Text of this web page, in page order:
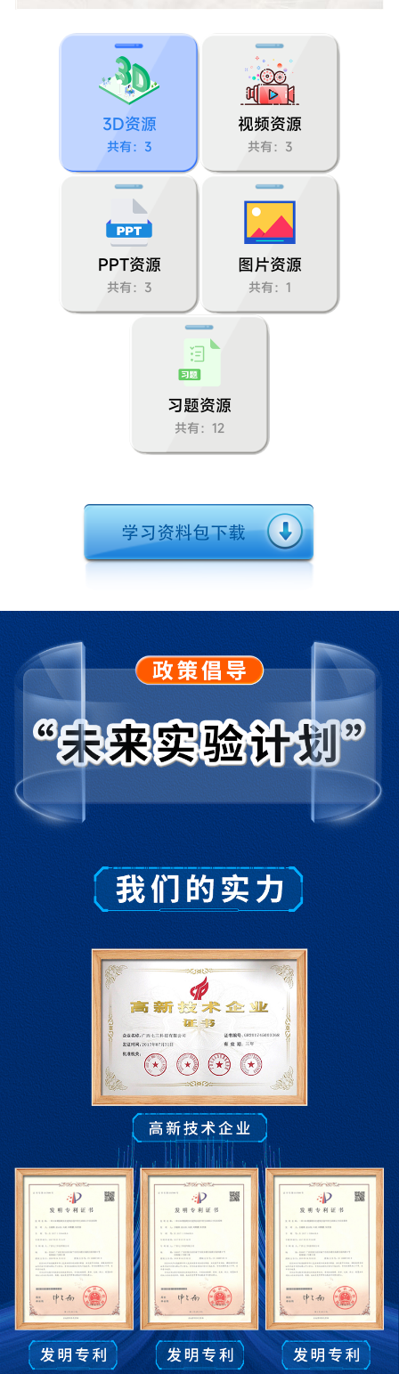
课题2二氧化碳制取的研究
课题3二氧化碳和一氧化碳
实验活动2二氧化碳的实验室制取与性质
第七单元 燃料及其利用
课题1燃烧和灭火
课题2燃料的合理利用与开发
实验活动3燃烧的条件
第一单元 步入化学殿堂
到实验室去：化学实验基本技能训练（一）
第一节运动的水分子
第二节水分子的变化
第三节原子的构成
第四节元素
到实验室去：化学实验基本技能训练（二）
第三单元 溶液
第一节溶液的形成
第二节溶液组成的定量表示
到实验室去：配制一定溶质质量分数的溶液
第四单元 我们周围的空气
第一节空气的成分
第二节物质组成的表示
第三节氧气
到实验室去：氧气的实验室制取与性质
第五单元定量研究化学反应
第一节化学反应中的质量守恒
第二节化学反应的表示
第三节化学反应中的有关计算
到实验室去：探究燃烧的条件
第六单元 燃烧与燃料
3D资源
共有：3
视频资源
共有：3
PPT资源
共有：3
图片资源
共有：1
习题资源
共有：12